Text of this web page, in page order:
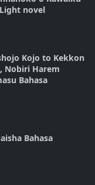
novel
Kojo to Kekkon
Nobiri Harem
Bahasa
Bahasa